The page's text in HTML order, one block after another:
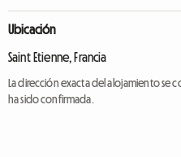
Ubicación
Saint Etienne, Francia
La dirección exacta del alojamiento se
ha sido confirmada.